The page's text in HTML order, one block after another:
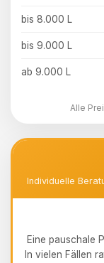
bis 8.000 L
bis 9.000 L
ab 9.000 L
Alle
Individuelle
Eine pauschale
In vielen Fällen